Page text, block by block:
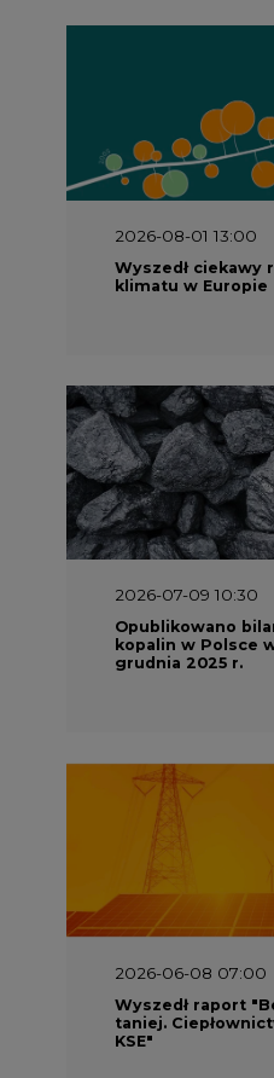
2026-07-09 10:30
Opublikowano
kopalin w Polsce
grudnia 2025 r.
2026-06-08 07:00
Wyszedł raport
taniej.
KSE"
2026-05-23 16:00
Wyszedł raport
Dekarbonizacja